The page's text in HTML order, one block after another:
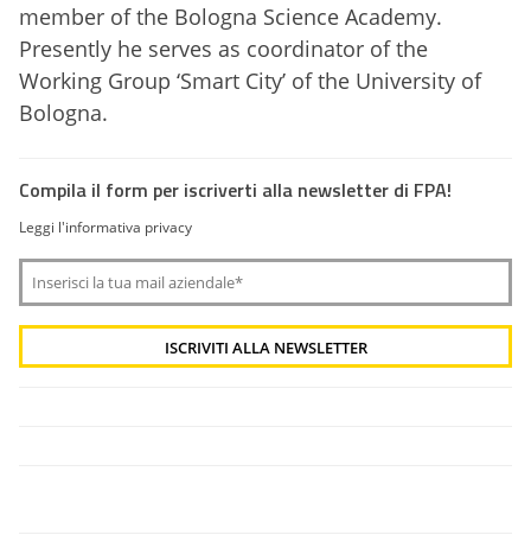
member of the Bologna Science Academy.
Presently he serves as coordinator of the
Working Group ‘Smart City’ of the University of
Bologna.
Compila il form per iscriverti alla newsletter di FPA!
Leggi l'informativa privacy